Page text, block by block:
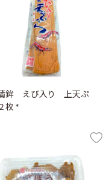
鉾 えび入り 上天ぷ
枚 *